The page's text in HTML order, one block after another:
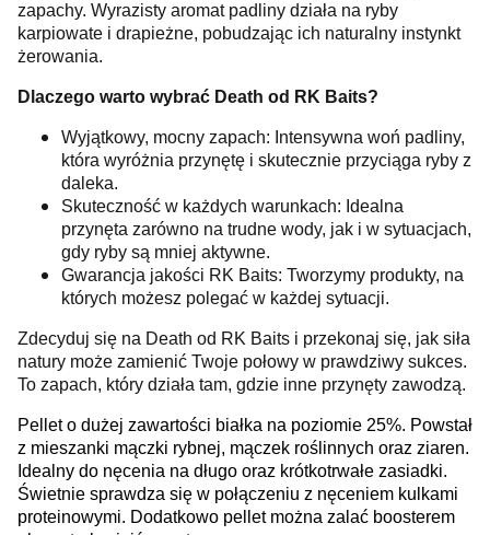
zapachy. Wyrazisty aromat padliny działa na ryby
karpiowate i drapieżne, pobudzając ich naturalny instynkt
żerowania.
Dlaczego warto wybrać Death od RK Baits?
Wyjątkowy, mocny zapach: Intensywna woń padliny,
która wyróżnia przynętę i skutecznie przyciąga ryby z
daleka.
Skuteczność w każdych warunkach: Idealna
przynęta zarówno na trudne wody, jak i w sytuacjach,
gdy ryby są mniej aktywne.
Gwarancja jakości RK Baits: Tworzymy produkty, na
których możesz polegać w każdej sytuacji.
Zdecyduj się na Death od RK Baits i przekonaj się, jak siła
natury może zamienić Twoje połowy w prawdziwy sukces.
To zapach, który działa tam, gdzie inne przynęty zawodzą.
Pellet o dużej zawartości białka na poziomie 25%. Powstał
z mieszanki mączki rybnej, mączek roślinnych oraz ziaren.
Idealny do nęcenia na długo oraz krótkotrwałe zasiadki.
Świetnie sprawdza się w połączeniu z nęceniem kulkami
proteinowymi. Dodatkowo pellet można zalać boosterem